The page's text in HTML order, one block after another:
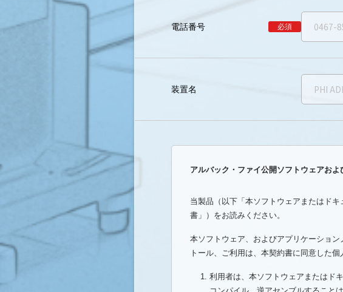
電話番号 必須
装置名
アルバック・ファイ公開ソフトウェアお
当製品（以下「本ソフトウェアまたはド
書」）をお読みください。
本ソフトウェア、およびアプリケーショ
トール、ご利用は、本契約書に同意した
利用者は、本ソフトウェアまたはド